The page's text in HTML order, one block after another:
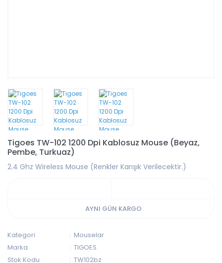
Tigoes TW-102 1200 Dpi Kablosuz Mouse (Beyaz,
Pembe, Turkuaz)
2.4 Ghz Wireless Mouse (Renkler Karışık Verilecektir.)
AYNI GÜN KARGO
Kategori
Mouselar
Marka
TIGOES
Stok Kodu
TW102bz